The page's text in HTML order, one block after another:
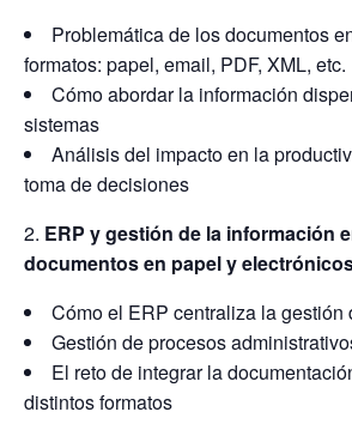
Problemática de los documentos
formatos: papel, email, PDF, XML, etc.
Cómo abordar la información
sistemas
Análisis del impacto en la
toma de decisiones
ERP y gestión de la información
documentos en papel y
Cómo el ERP centraliza la gestión
Gestión de procesos
El reto de integrar la
distintos formatos